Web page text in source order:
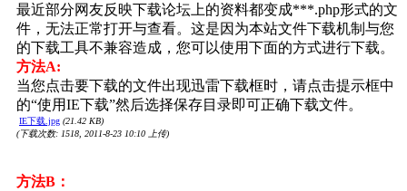
最近部分网友反映下载论坛上的资料都变成***.php形式的文
件，无法正常打开与查看。这是因为本站文件下载机制与您
的下载工具不兼容造成，您可以使用下面的方式进行下载。
方法A:
当您点击要下载的文件出现迅雷下载框时，请点击提示框中
的“使用IE下载”然后选择保存目录即可正确下载文件。
IE下载.jpg (21.42 KB)
(下载次数: 1518, 2011-8-23 10:10 上传)
方法B：